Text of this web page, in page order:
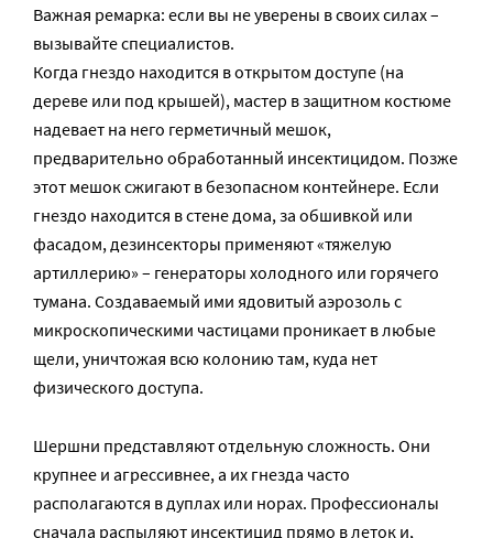
Важная ремарка: если вы не уверены в своих силах –
вызывайте специалистов.
Когда гнездо находится в открытом доступе (на
дереве или под крышей), мастер в защитном костюме
надевает на него герметичный мешок,
предварительно обработанный инсектицидом. Позже
этот мешок сжигают в безопасном контейнере. Если
гнездо находится в стене дома, за обшивкой или
фасадом, дезинсекторы применяют «тяжелую
артиллерию» – генераторы холодного или горячего
тумана. Создаваемый ими ядовитый аэрозоль с
микроскопическими частицами проникает в любые
щели, уничтожая всю колонию там, куда нет
физического доступа.
Шершни представляют отдельную сложность. Они
крупнее и агрессивнее, а их гнезда часто
располагаются в дуплах или норах. Профессионалы
сначала распыляют инсектицид прямо в леток и,